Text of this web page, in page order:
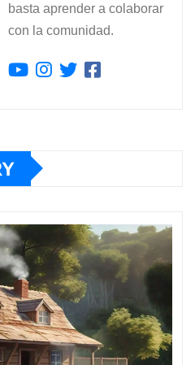
basta aprender a colaborar
con la comunidad.